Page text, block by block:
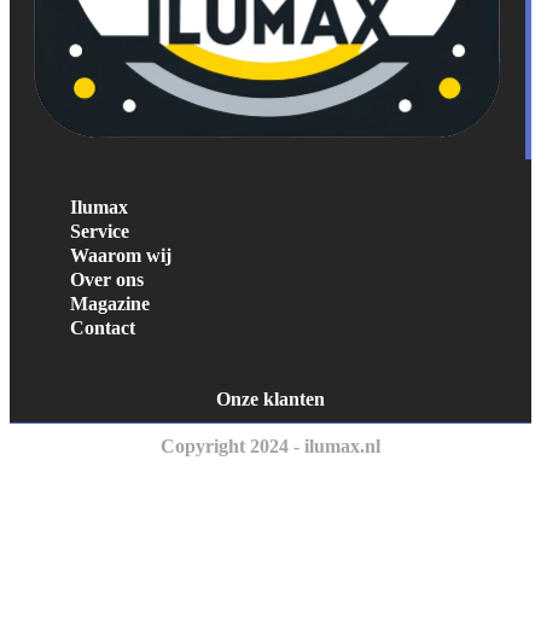
Ilumax
Service
Waarom wij
Over ons
Magazine
Contact
Onze klanten
Copyright 2024 - ilumax.nl